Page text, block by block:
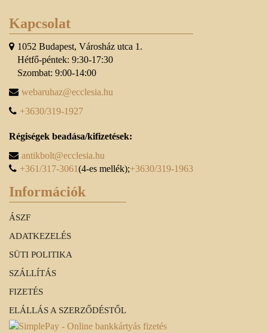
Kapcsolat
1052 Budapest, Városház utca 1.
Hétfő-péntek: 9:30-17:30
Szombat: 9:00-14:00
webaruhaz@ecclesia.hu
+3630/319-1927
Régiségek beadása/kifizetések:
antikbolt@ecclesia.hu
+361/317-3061(4-es mellék);+3630/319-1963
Információk
ÁSZF
ADATKEZELÉS
SÜTI POLITIKA
SZÁLLÍTÁS
FIZETÉS
ELÁLLÁS A SZERZŐDÉSTŐL